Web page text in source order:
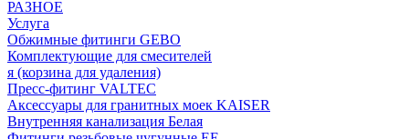
РАЗНОЕ
Услуга
Обжимные фитинги GEBO
Комплектующие для смесителей
я (корзина для удаления)
Пресс-фитинг VALTEC
Аксессуары для гранитных моек KAISER
Внутренняя канализация Белая